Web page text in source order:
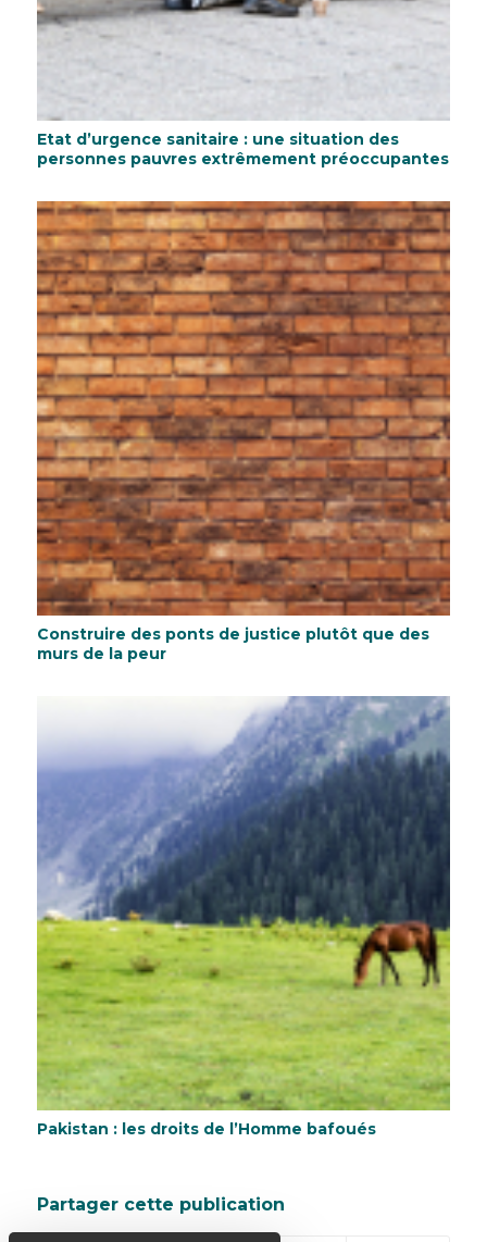
Etat d’urgence sanitaire : une situation des
personnes pauvres extrêmement préoccupantes
Construire des ponts de justice plutôt que des
murs de la peur
Pakistan : les droits de l’Homme bafoués
Partager cette publication